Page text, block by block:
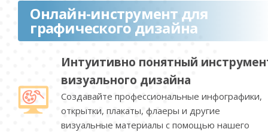
Онлайн-инструмент для
графического дизайна
Интуитивно понятный
визуального дизайна
Создавайте профессиональные инфографики,
открытки, плакаты, флаеры и другие
визуальные материалы с помощью нашего